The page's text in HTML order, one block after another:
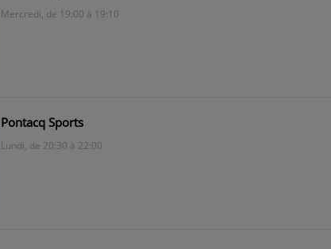
Mercredi, de 19:00 à 19:10
Pontacq Sports
Lundi, de 20:30 à 22:00